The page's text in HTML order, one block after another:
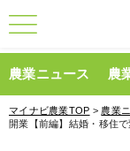
農業ニュース 農
マイナビ農業TOP > 農業
開業【前編】結婚・移住